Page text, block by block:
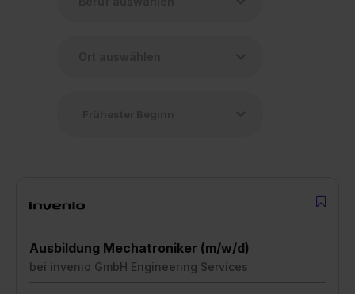
Ausbildung Mechatroniker (m/w/d)
bei invenio GmbH Engineering Services